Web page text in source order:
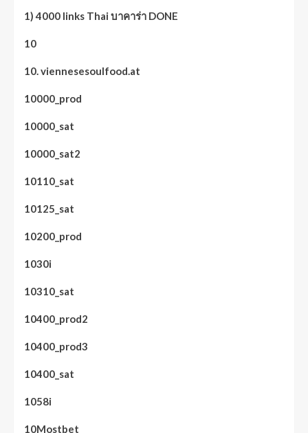
1) 4000 links Thai บาคาร่า DONE
10
10. viennesesoulfood.at
10000_prod
10000_sat
10000_sat2
10110_sat
10125_sat
10200_prod
1030i
10310_sat
10400_prod2
10400_prod3
10400_sat
1058i
10Mostbet